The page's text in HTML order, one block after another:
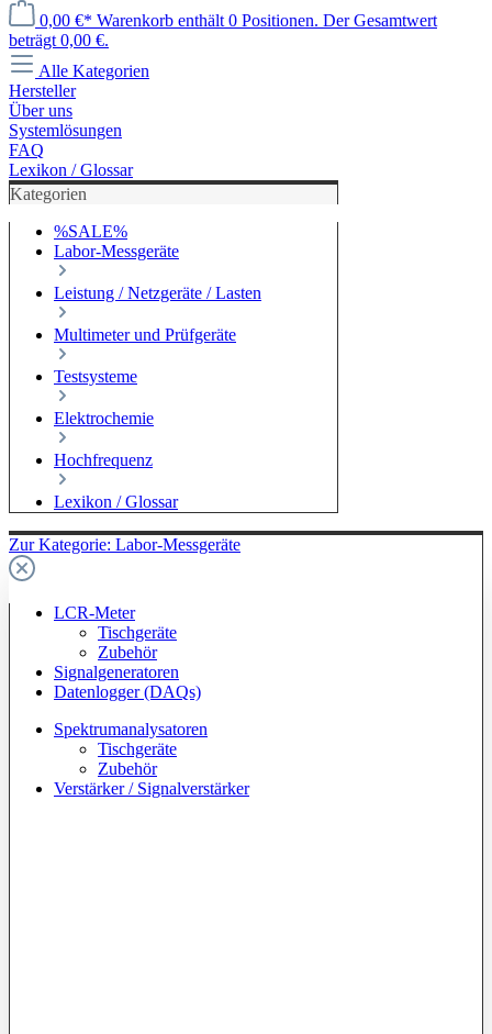
0,00 €* Warenkorb enthält 0 Positionen. Der Gesamtwert
beträgt 0,00 €.
Alle Kategorien
Hersteller
Über uns
Systemlösungen
FAQ
Lexikon / Glossar
Kategorien
%SALE%
Labor-Messgeräte
Leistung / Netzgeräte / Lasten
Multimeter und Prüfgeräte
Testsysteme
Elektrochemie
Hochfrequenz
Lexikon / Glossar
Zur Kategorie: Labor-Messgeräte
LCR-Meter
Tischgeräte
Zubehör
Signalgeneratoren
Datenlogger (DAQs)
Spektrumanalysatoren
Tischgeräte
Zubehör
Verstärker / Signalverstärker